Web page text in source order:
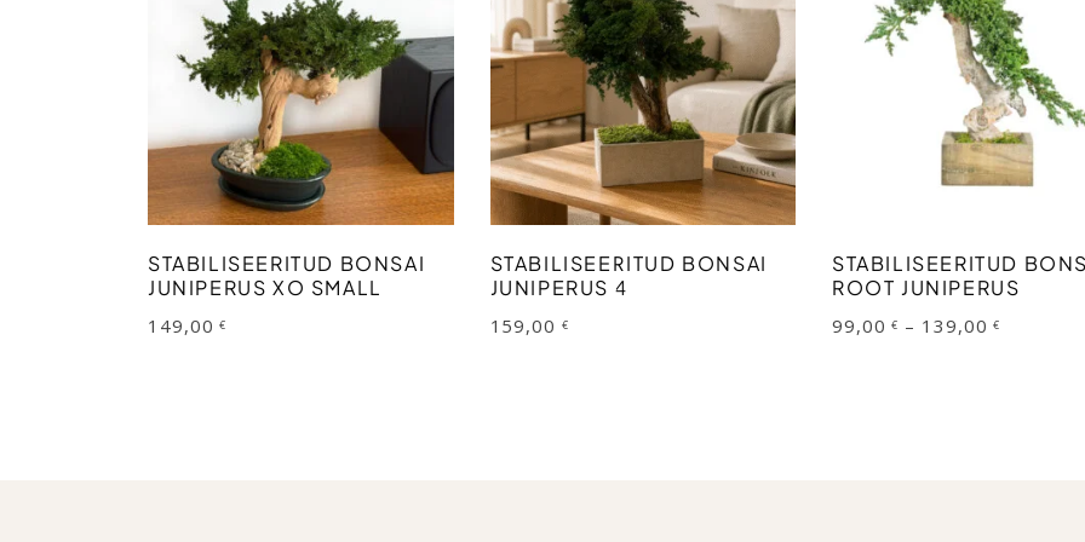
LISA KORVI
STABILISEERITUD BONSAI
JUNIPERUS XO SMALL
149,00€
LISA KORVI
STABILISEERITUD BONSAI
JUNIPERUS 4
159,00 €
VALI
This
product
has
multiple
options
STABILISEERITUD
ROOT JUNIPERUS
99,00€ – 139,00€